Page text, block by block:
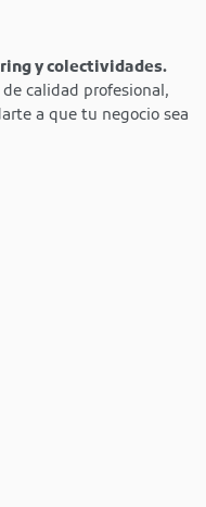
y colectividades.
calidad profesional,
a que tu negocio sea